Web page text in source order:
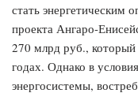
стать энергетическим
проекта Ангаро-
270 млрд руб., который
годах. Однако в
энергосистемы,